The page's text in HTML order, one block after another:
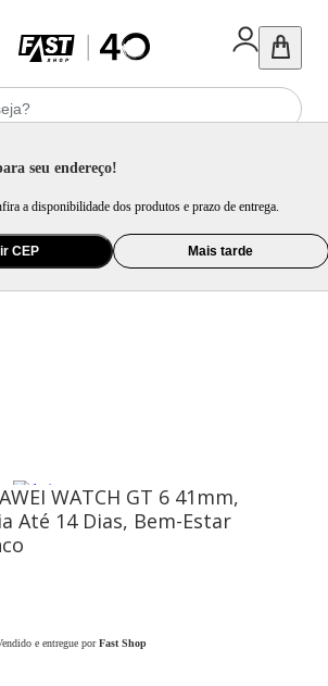
seu endereço!
a disponibilidade dos produtos e prazo de entrega.
CEP Mais tarde
/ Smartwatch
WATCH GT 6 41mm,
Até 14 Dias, Bem-Estar
e entregue por Fast Shop